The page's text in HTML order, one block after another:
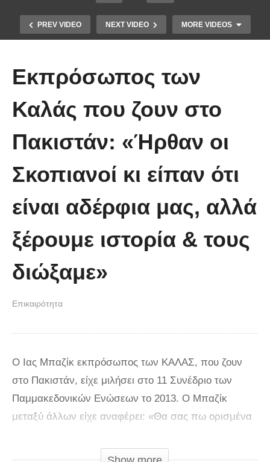
PREV VIDEO NEXT VIDEO MORE VIDEOS
πρώτη στιγμή και συγκίνησε το
νοηματική με ένα μικρό κορίτσι
Εκπρόσωπος των
Καλάς που ζουν στο
Πακιστάν: «Ήρθαν οι
Σκοπιανοί κι είπαν ότι
είναι αδέρφια μας, αλλά
ξέρουμε ιστορία & τους
διώξαμε»
Επικαιρότητα
Ο Ιας Μπαζίκ εκπρόσωπος των ΚΑΛΑΣ, που ζουν
στο Πακιστάν, είχε μιλήσει στο 11 Συνέδριο των
Παμμακεδονικών Ενώσεων το 2013. Ο Μπαζίκ
μεταξύ άλλων είχε αναφέρει: «Θα σας πω ορισμένα
την παράδοσή μας καταγόμαστε από το Μέγα